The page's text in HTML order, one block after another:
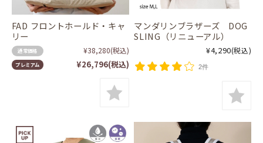
FAD フロントホールド・キャ
リー
通常価格 ¥38,280(税込)
プレミアム ¥26,796(税込)
マンダリンブラザーズ DOG
SLING（リニューアル）
¥4,290(税込)
2件